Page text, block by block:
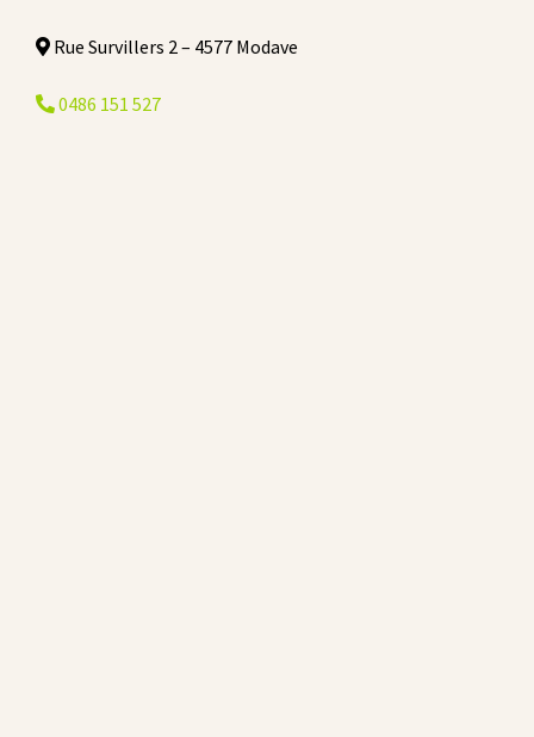
Rue Survillers 2 – 4577 Modave
0486 151 527